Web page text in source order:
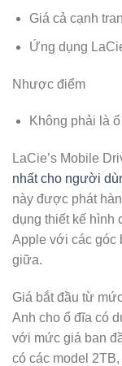
Giá cả cạnh
Ứng dụng
Nhược điểm
Không phải là
LaCie’s Mobile
nhất cho người
này được phát
dụng thiết kế hình
Apple với các góc
giữa.
Giá bắt đầu từ
Anh cho ổ đĩa có
với mức giá ban
có các model